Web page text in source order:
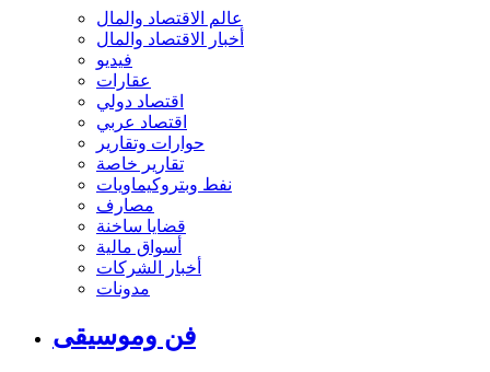
عالم الاقتصاد والمال
أخبار الاقتصاد والمال
فيديو
عقارات
اقتصاد دولي
اقتصاد عربي
حوارات وتقارير
تقارير خاصة
نفط وبتروكيماويات
مصارف
قضايا ساخنة
أسواق مالية
أخبار الشركات
مدونات
فن وموسيقى